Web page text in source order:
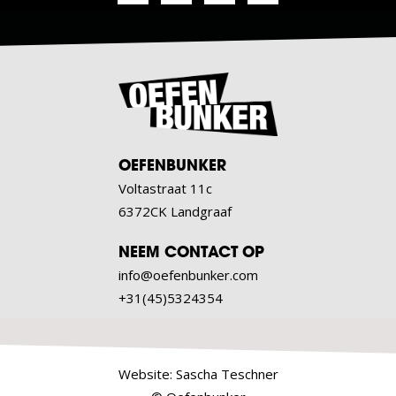
OEFENBUNKER
Voltastraat 11c
6372CK Landgraaf
NEEM CONTACT OP
info@oefenbunker.com
+31(45)5324354
Website: Sascha Teschner